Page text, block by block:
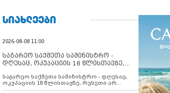
ᲡᲘᲐᲮᲚᲔᲔᲑᲘ
2026-08-08 11:00
საგარეო საქმეთა სამინისტრო -
დღესაც, ოკუპაციის 18 წლისთავზე,
შუამავლ
საგარეო საქმეთა სამინისტრო - დღესაც,
ოკუპაციის 18 წლისთავზე, რუსეთი არ
ასრულებს ევროკავშირის შუამავლობით